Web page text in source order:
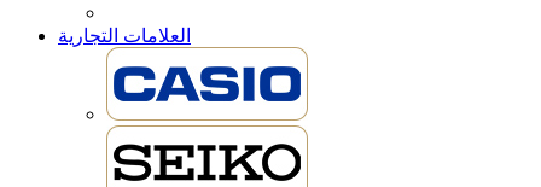
العلامات التجارية